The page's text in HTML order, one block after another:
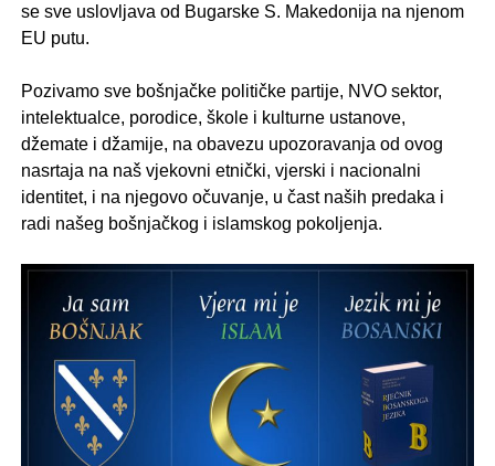
se sve uslovljava od Bugarske S. Makedonija na njenom
EU putu.
Pozivamo sve bošnjačke političke partije, NVO sektor,
intelektualce, porodice, škole i kulturne ustanove,
džemate i džamije, na obavezu upozoravanja od ovog
nasrtaja na naš vjekovni etnički, vjerski i nacionalni
identitet, i na njegovo očuvanje, u čast naših predaka i
radi našeg bošnjačkog i islamskog pokoljenja.